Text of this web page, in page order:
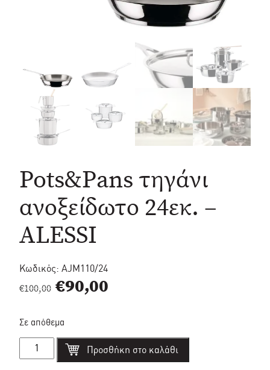
Pots&Pans τηγάνι
ανοξείδωτο 24εκ. –
ALESSI
Κωδικός: AJM110/24
€100,00 Original
was:
€100,00.
€90,00
είναι:
Σε απόθεμα
Pots&Pans
τηγάνι
ανοξείδωτο
Προσθήκη στο καλάθι